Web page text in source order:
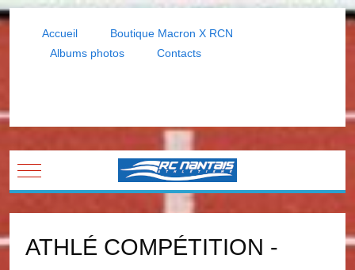
Accueil
Boutique Macron X RCN
Albums photos
Contacts
Mobile Menu Toggle
ATHLÉ COMPÉTITION -